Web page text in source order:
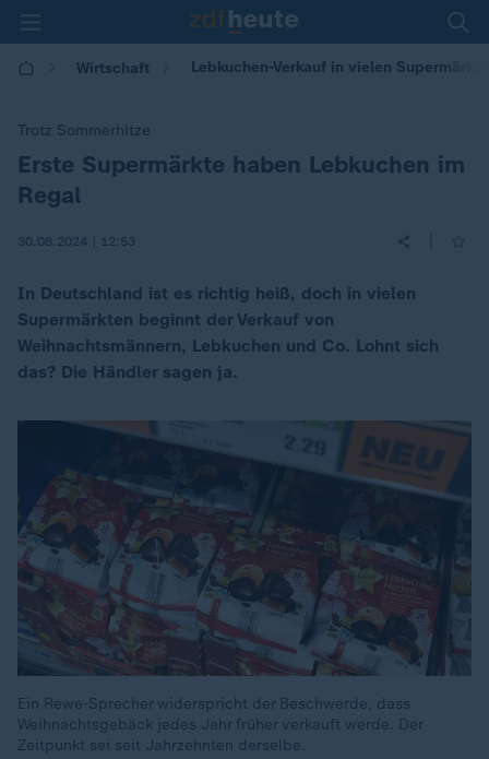
Wirtschaft Lebkuchen-Verkauf in vielen
Trotz Sommerhitze
:Erste Supermärkte haben Lebkuchen im
Regal
30.08.2024 | 12:53
In Deutschland ist es richtig heiß, doch in vielen
Supermärkten beginnt der Verkauf von
Weihnachtsmännern, Lebkuchen und Co. Lohnt sich
das? Die Händler sagen ja.
Ein Rewe-Sprecher widerspricht der Beschwerde, dass
Weihnachtsgebäck jedes Jahr früher verkauft werde. Der
Zeitpunkt sei seit Jahrzehnten derselbe.